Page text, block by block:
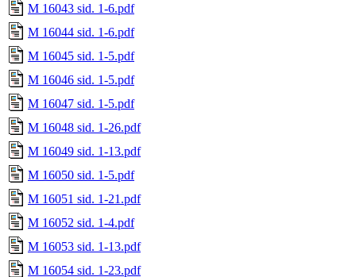
M 16043 sid. 1-6.pdf
M 16044 sid. 1-6.pdf
M 16045 sid. 1-5.pdf
M 16046 sid. 1-5.pdf
M 16047 sid. 1-5.pdf
M 16048 sid. 1-26.pdf
M 16049 sid. 1-13.pdf
M 16050 sid. 1-5.pdf
M 16051 sid. 1-21.pdf
M 16052 sid. 1-4.pdf
M 16053 sid. 1-13.pdf
M 16054 sid. 1-23.pdf